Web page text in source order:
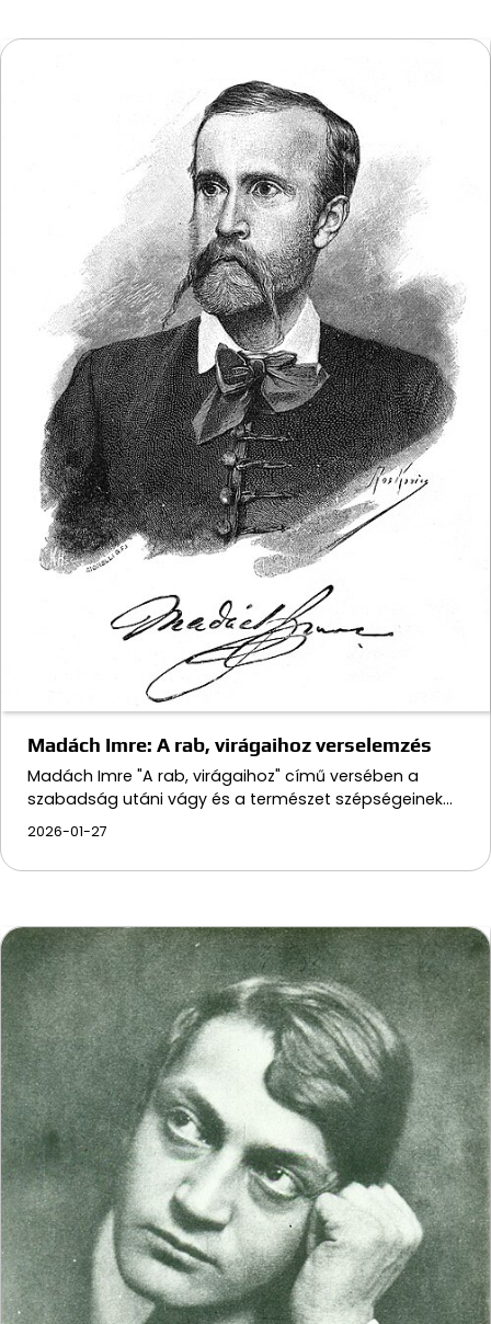
Madách Imre: A rab, virágaihoz verselemzés
Madách Imre "A rab, virágaihoz" című versében a
szabadság utáni vágy és a természet szépségeinek…
2026-01-27